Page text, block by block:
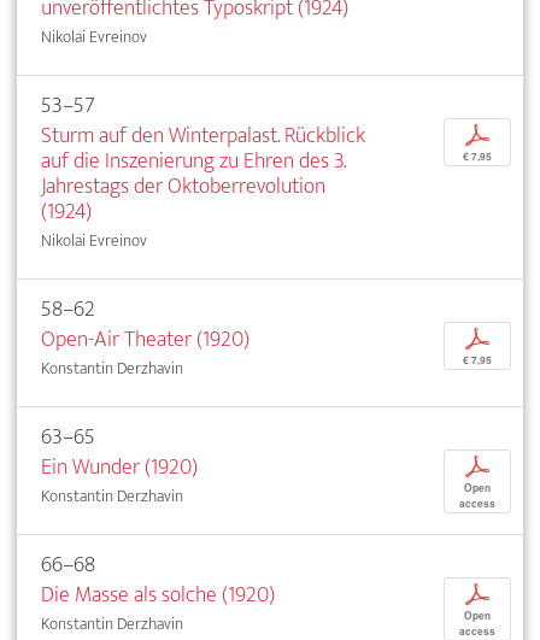
unveröffentlichtes Typoskript (1924)
Nikolai Evreinov
53–57
Sturm auf den Winterpalast. Rückblick
auf die Inszenierung zu Ehren des 3.
Jahrestags der Oktoberrevolution
(1924)
Nikolai Evreinov
p
€ 7,95
58–62
Open-Air Theater (1920)
Konstantin Derzhavin
p
€ 7,95
63–65
Ein Wunder (1920)
Konstantin Derzhavin
p
Open
access
66–68
Die Masse als solche (1920)
Konstantin Derzhavin
p
Open
access